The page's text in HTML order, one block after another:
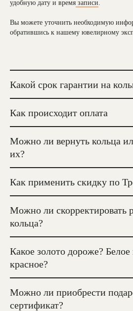
удобную дату и время записи.
Вы можете уточнить необходимую
обратившись к нашему ювелирному
Какой срок гарантии на
Как происходит оплата
Можно ли вернуть кольца
их?
Как применить скидку по
Можно ли скорректировать
кольца?
Какое золото дороже? Белое
красное?
Можно ли приобрести
сертификат?